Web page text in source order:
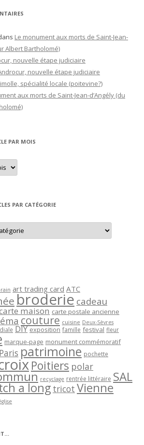
Le monument aux morts de Saint-Jean-
Albert Bartholomé)
nouvelle étape judiciaire
nouvelle étape judiciaire
spécialité locale (poitevine?)
aux morts de Saint-Jean-d’Angély (du
PAR MOIS
PAR CATÉGORIE
art trading card ATC
broderie cadeau
maison carte postale ancienne
couture cuisine Deux-Sèvres
DIY exposition famille festival fleur
marque-page monument commémoratif
Paris patrimoine pochette
Poitiers polar
recyclage rentrée littéraire SAL
a long tricot Vienne